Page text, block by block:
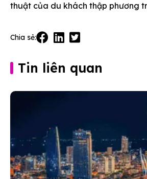
thuật của du khách thập phương
Chia sẻ:
Tin liên quan